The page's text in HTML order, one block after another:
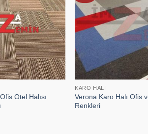
Otel Halısı
KARO HALI
Verona Karo Halı Ofis
Renkleri